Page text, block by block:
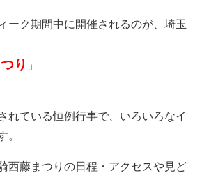
ーク期間中に開催されるのが、埼玉
り 」
れている恒例行事で、いろいろなイ
。
西藤まつりの日程・アクセスや見ど